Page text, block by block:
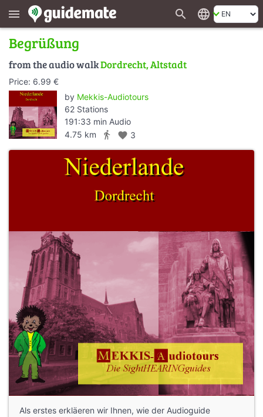
menu search language
Begrüßung
from the audio walkDordrecht, Altstadt
Price: 6.99 €
by Mekkis-Audiotours
62 Stations
191:33 min Audio
4.75 km
directions_walk favorite 3
Als erstes erkläeren wir Ihnen, wie der Audioguide